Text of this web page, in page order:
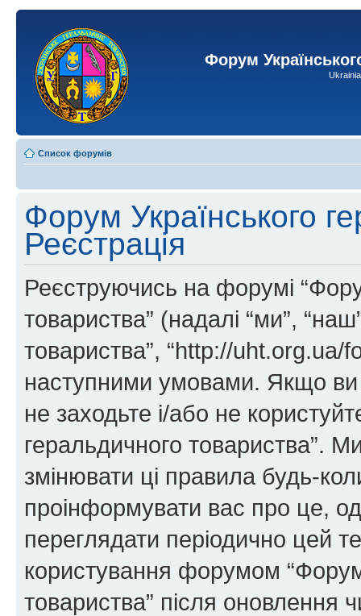
Форум
Список форумів
Форум Українського
Реєстрація
Реєструючись на форумі
товариства” (надалі “ми”,
товариства”, “http://uht.org.ua/
наступними умовами. Якщо ви
не заходьте і/або не
геральдичного товариства”.
змінювати ці правила будь-
проінформувати вас про це,
переглядати періодично цей
користування форумом
товариства” після оновлення